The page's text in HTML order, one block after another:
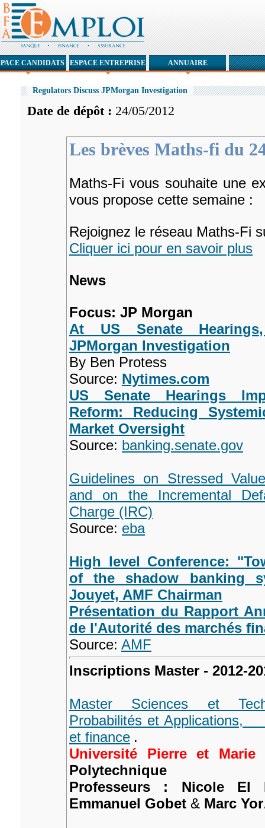
Regulators Discuss JPMorgan Investigation
Date de dépôt : 24/05/2012
Les brèves Maths-fi du
Maths-Fi vous souhaite une
vous propose cette semaine :
Rejoignez le réseau Maths-Fi
Cliquer ici pour en savoir plus
News
Focus: JP Morgan
At US Senate
JPMorgan Investigation
By Ben Protess
Source: Nytimes.com
US Senate Hearings
Reform: Reducing
Market Oversight
Source: banking.senate.gov
Guidelines on Stressed
and on the Incremental
Charge (IRC)
Source: eba
High level Conference:
of the shadow banking
Jouyet, AMF Chairman
Présentation du Rapport
de l'Autorité des marchés
Source: AMF
Inscriptions Master - 2012-
Master Sciences et
Probabilités et
et finance .
Université Pierre et Marie
Polytechnique
Professeurs : Nicole El
Emmanuel Gobet & Marc Yor
CANDIDATS ESPACE ENTREPRISE ANNUAIRE